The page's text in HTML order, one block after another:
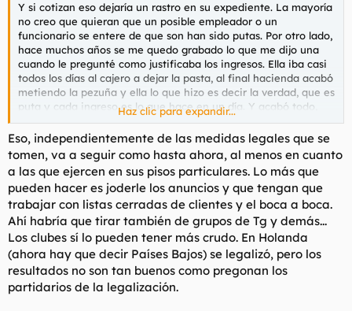
Y si cotizan eso dejaría un rastro en su expediente. La mayoría
no creo que quieran que un posible empleador o un
funcionario se entere de que son han sido putas. Por otro lado,
hace muchos años se me quedo grabado lo que me dijo una
cuando le pregunté como justificaba los ingresos. Ella iba casi
todos los días al cajero a dejar la pasta, al final hacienda acabó
metiendo la pezuña y ella lo que hizo es decir la verdad, que es
puta y cada ingreso es lo que hace en un día. Y acabó todo,
hacienda se retiro y la dejaron en paz. No se si eso les pasará a
todas, a lo mejor con el tema feminista no quieren darle la
patada a ese avispero.
Haz clic para expandir...
Eso, independientemente de las medidas legales que se
tomen, va a seguir como hasta ahora, al menos en cuanto
a las que ejercen en sus pisos particulares. Lo más que
pueden hacer es joderle los anuncios y que tengan que
trabajar con listas cerradas de clientes y el boca a boca.
Ahí habría que tirar también de grupos de Tg y demás...
Los clubes sí lo pueden tener más crudo. En Holanda
(ahora hay que decir Países Bajos) se legalizó, pero los
resultados no son tan buenos como pregonan los
partidarios de la legalización.